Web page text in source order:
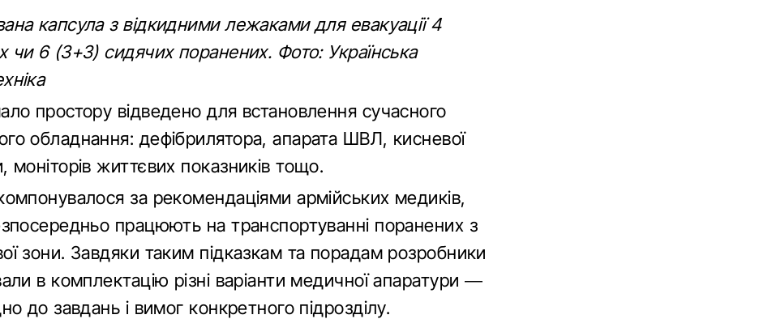
капсула з відкидними лежаками для евакуації 4
чи 6 (3+3) сидячих поранених. Фото: Українська
простору відведено для встановлення сучасного
обладнання: дефібрилятора, апарата ШВЛ, кисневої
моніторів життєвих показників тощо.
за рекомендаціями армійських медиків,
працюють на транспортуванні поранених з
зони. Завдяки таким підказкам та порадам розробники
в комплектацію різні варіанти медичної апаратури —
до завдань і вимог конкретного підрозділу.